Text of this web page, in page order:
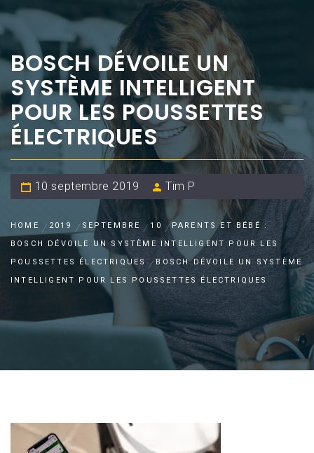
BOSCH DÉVOILE UN
SYSTÈME INTELLIGENT
POUR LES POUSSETTES
ÉLECTRIQUES
10 septembre 2019 Tim P
HOME 2019 SEPTEMBRE 10
PARENTS ET BÉBÉ :
BOSCH DÉVOILE UN SYSTÈME INTELLIGENT POUR LES
POUSSETTES ÉLECTRIQUES
BOSCH DÉVOILE UN SYSTÈME
INTELLIGENT POUR LES POUSSETTES ÉLECTRIQUES